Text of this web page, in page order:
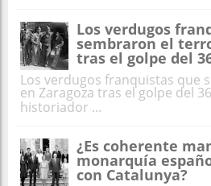
Los verdugos
sembraron el
tras el golpe del
Los verdugos franquistas que
en Zaragoza tras el golpe del
historiador ...
¿Es coherente
monarquía
con Catalunya?